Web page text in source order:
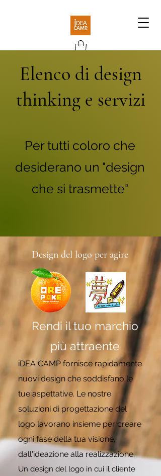
Elenco di design
thinking e servizi
Per tutti coloro che
desiderano un "design
che si trasmette"
Design del logo per agire
Rendi il tuo marchio
più attraente
iDEA CAMP fornisce rapidamente
nuovi design che soddisfano le
tue aspettative. Le nostre
soluzioni di progettazione del
logo lavorano insieme per creare
ogni fase della tua visione,
dall'ideazione alla realizzazione.
Un design del logo in cui il cliente